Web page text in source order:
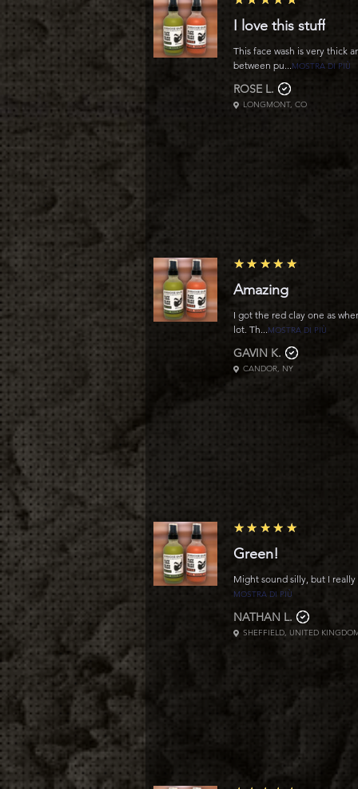
I love this stuff
This face wash is very thick
between pu...
MOSTRA DI PIÙ
ROSE L.
LONGMONT, CO
5
★★★★★
Amazing
I got the red clay one as
lot. Th...
MOSTRA DI PIÙ
GAVIN K.
CANDOR, NY
5
★★★★★
Green!
Might sound silly, but I
MOSTRA DI PIÙ
NATHAN L.
SHEFFIELD, UNITED